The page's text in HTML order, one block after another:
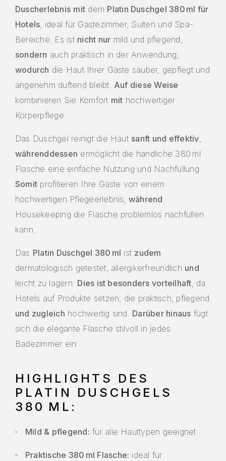
Duscherlebnis mit dem Platin Duschgel 380 ml für
Hotels, ideal für Gästezimmer, Suiten und Spa-
Bereiche. Es ist nicht nur mild und pflegend,
sondern auch praktisch in der Anwendung,
wodurch die Haut Ihrer Gäste sauber, gepflegt und
angenehm duftend bleibt. Auf diese Weise
kombinieren Sie Komfort mit hochwertiger
Körperpflege.
Das Duschgel reinigt die Haut sanft und effektiv,
währenddessen ermöglicht die handliche 380 ml
Flasche eine einfache Nutzung und Nachfüllung.
Somit profitieren Ihre Gäste von einem
hochwertigen Pflegeerlebnis, während
Housekeeping die Flasche problemlos nachfüllen
kann.
Das Platin Duschgel 380 ml ist zudem
dermatologisch getestet, allergikerfreundlich und
leicht zu lagern. Dies ist besonders vorteilhaft, da
Hotels auf Produkte setzen, die praktisch, pflegend
und zugleich hochwertig sind. Darüber hinaus fügt
sich die elegante Flasche stilvoll in jedes
Badezimmer ein.
HIGHLIGHTS DES
PLATIN DUSCHGELS
380 ML:
Mild & pflegend: für alle Hauttypen geeignet
Praktische 380 ml Flasche: ideal für